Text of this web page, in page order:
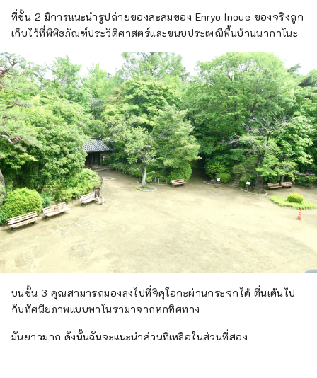
ที่ชั้น 2 มีการแนะนำรูปถ่ายของสะสมของ Enryo Inoue ของจริงถูก
เก็บไว้ที่พิพิธภัณฑ์ประวัติศาสตร์และขนบประเพณีพื้นบ้านนากาโนะ
บนชั้น 3 คุณสามารถมองลงไปที่จิคุโอกะผ่านกระจกได้ ตื่นเต้นไป
กับทัศนียภาพแบบพาโนรามาจากหกทิศทาง
มันยาวมาก ดังนั้นฉันจะแนะนำส่วนที่เหลือในส่วนที่สอง